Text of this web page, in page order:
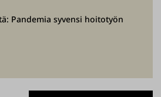
Pandemia syvensi hoitotyön